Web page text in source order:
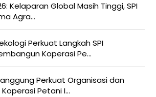
Kelaparan Global Masih Tinggi, SPI
Agra...
Perkuat Langkah SPI
Koperasi Pe...
Perkuat Organisasi dan
Petani I...